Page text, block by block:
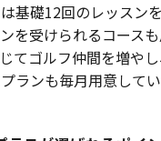
基礎12回のレッスン
を受けられるコース
てゴルフ仲間を増や
ランも毎月用意して